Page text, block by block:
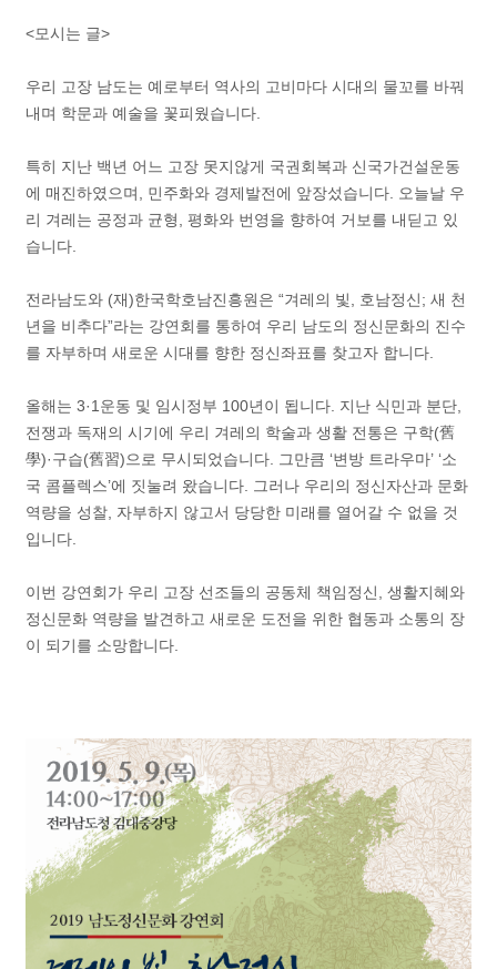
<모시는 글>
우리 고장 남도는 예로부터 역사의 고비마다 시대의 물꼬를 바꿔
내며 학문과 예술을 꽃피웠습니다.
특히 지난 백년 어느 고장 못지않게 국권회복과 신국가건설운동
에 매진하였으며, 민주화와 경제발전에 앞장섰습니다. 오늘날 우
리 겨레는 공정과 균형, 평화와 번영을 향하여 거보를 내딛고 있
습니다.
전라남도와 (재)한국학호남진흥원은 “겨레의 빛, 호남정신; 새 천
년을 비추다”라는 강연회를 통하여 우리 남도의 정신문화의 진수
를 자부하며 새로운 시대를 향한 정신좌표를 찾고자 합니다.
올해는 3·1운동 및 임시정부 100년이 됩니다. 지난 식민과 분단,
전쟁과 독재의 시기에 우리 겨레의 학술과 생활 전통은 구학(舊
學)·구습(舊習)으로 무시되었습니다. 그만큼 ‘변방 트라우마’ ‘소
국 콤플렉스’에 짓눌려 왔습니다. 그러나 우리의 정신자산과 문화
역량을 성찰, 자부하지 않고서 당당한 미래를 열어갈 수 없을 것
입니다.
이번 강연회가 우리 고장 선조들의 공동체 책임정신, 생활지혜와
정신문화 역량을 발견하고 새로운 도전을 위한 협동과 소통의 장
이 되기를 소망합니다.